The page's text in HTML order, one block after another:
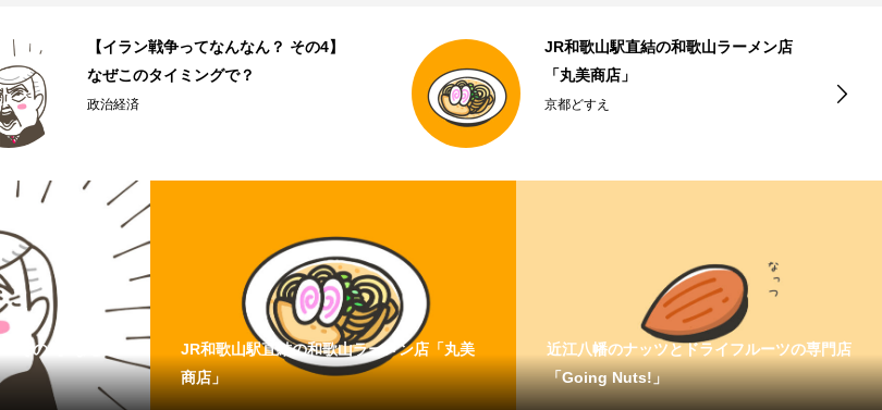
JR和歌山駅直結の和歌山ラーメン店
「丸美商店」
京都どすえ
近江八幡のナッツとドライフルーツの
専門店「Going Nuts!」
京都どすえ
その4】なぜこ
JR和歌山駅直結の和歌山ラーメン店「丸美
商店」
近江八幡のナッツとドライフルーツの専門店
「Going Nuts!」